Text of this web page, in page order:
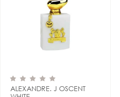
ALEXANDRE. J OSCENT